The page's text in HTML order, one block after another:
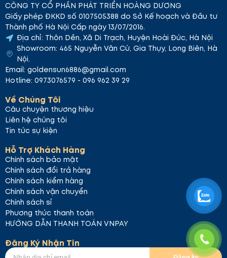
CÔNG TY CỔ PHẦN PHÁT TRIỂN HOÀNG DƯƠNG
Giấy phép ĐKKD số 0107505388 do Sở Kế hoạch và Đầu tư
Thành phố Hà Nội Cấp ngày 13/07/2016.
Địa chỉ: Thôn Dền, Xã Di Trạch, Huyện Hoài Đức, Hà Nội
Showroom: 465 Nguyễn Văn Cừ, Gia Thụy, Long Biên, Hà
Nội.
Email: goldensun6886@gmail.com
Hotline: 0973076579 - 096 962 39 29
Về Chúng Tôi
Câu chuyện thương hiệu
Liên hệ chúng tôi
Tin tức sự kiện
Hỗ Trợ Khách Hàng
Chính sách bảo mật
Chính sách đổi trả hàng
Chính sách kiểm hàng
Chính sách vận chuyển
Chính sách sỉ
Phương thức thanh toán
HƯỚNG DẪN THANH TOÁN VNPAY
Đăng Ký Nhận Tin